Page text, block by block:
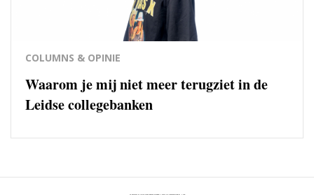
COLUMNS & OPINIE
Waarom je mij niet meer terugziet in de
Leidse collegebanken